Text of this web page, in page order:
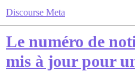
Discourse Meta
Le numéro de
mis à jour pour